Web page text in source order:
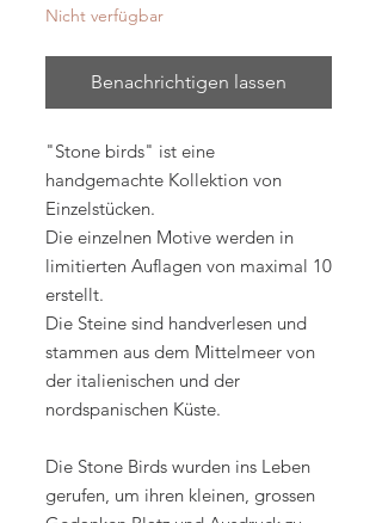
Nicht verfügbar
Benachrichtigen lassen
"Stone birds" ist eine
handgemachte Kollektion von
Einzelstücken.
Die einzelnen Motive werden in
limitierten Auflagen von maximal 10
erstellt.
Die Steine sind handverlesen und
stammen aus dem Mittelmeer von
der italienischen und der
nordspanischen Küste.
Die Stone Birds wurden ins Leben
gerufen, um ihren kleinen, grossen